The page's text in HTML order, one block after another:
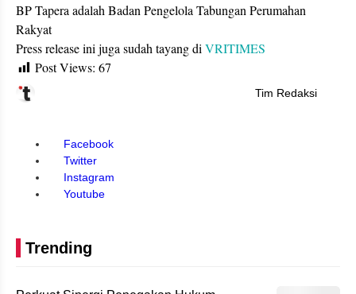
BP Tapera adalah Badan Pengelola Tabungan Perumahan
Rakyat
Press release ini juga sudah tayang di VRITIMES
Post Views: 67
Tim Redaksi
Facebook
Twitter
Instagram
Youtube
Trending